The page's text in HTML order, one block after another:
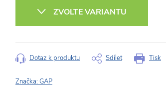
ZVOLTE VARIANTU
Tisk
Dotaz k produktu Sdílet
Značka:GAP